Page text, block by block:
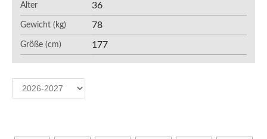
Alter 36
Gewicht (kg) 78
Größe (cm) 177